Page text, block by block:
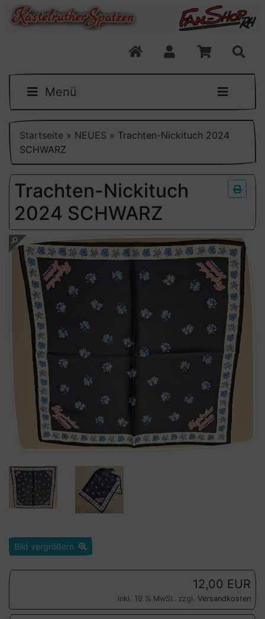
Menü
Startseite » NEUES » Trachten-Nickituch 2024
SCHWARZ
Trachten-Nickituch
2024 SCHWARZ
Bild vergrößern
12,00 EUR
inkl. 19 % MwSt. zzgl. Versandkosten